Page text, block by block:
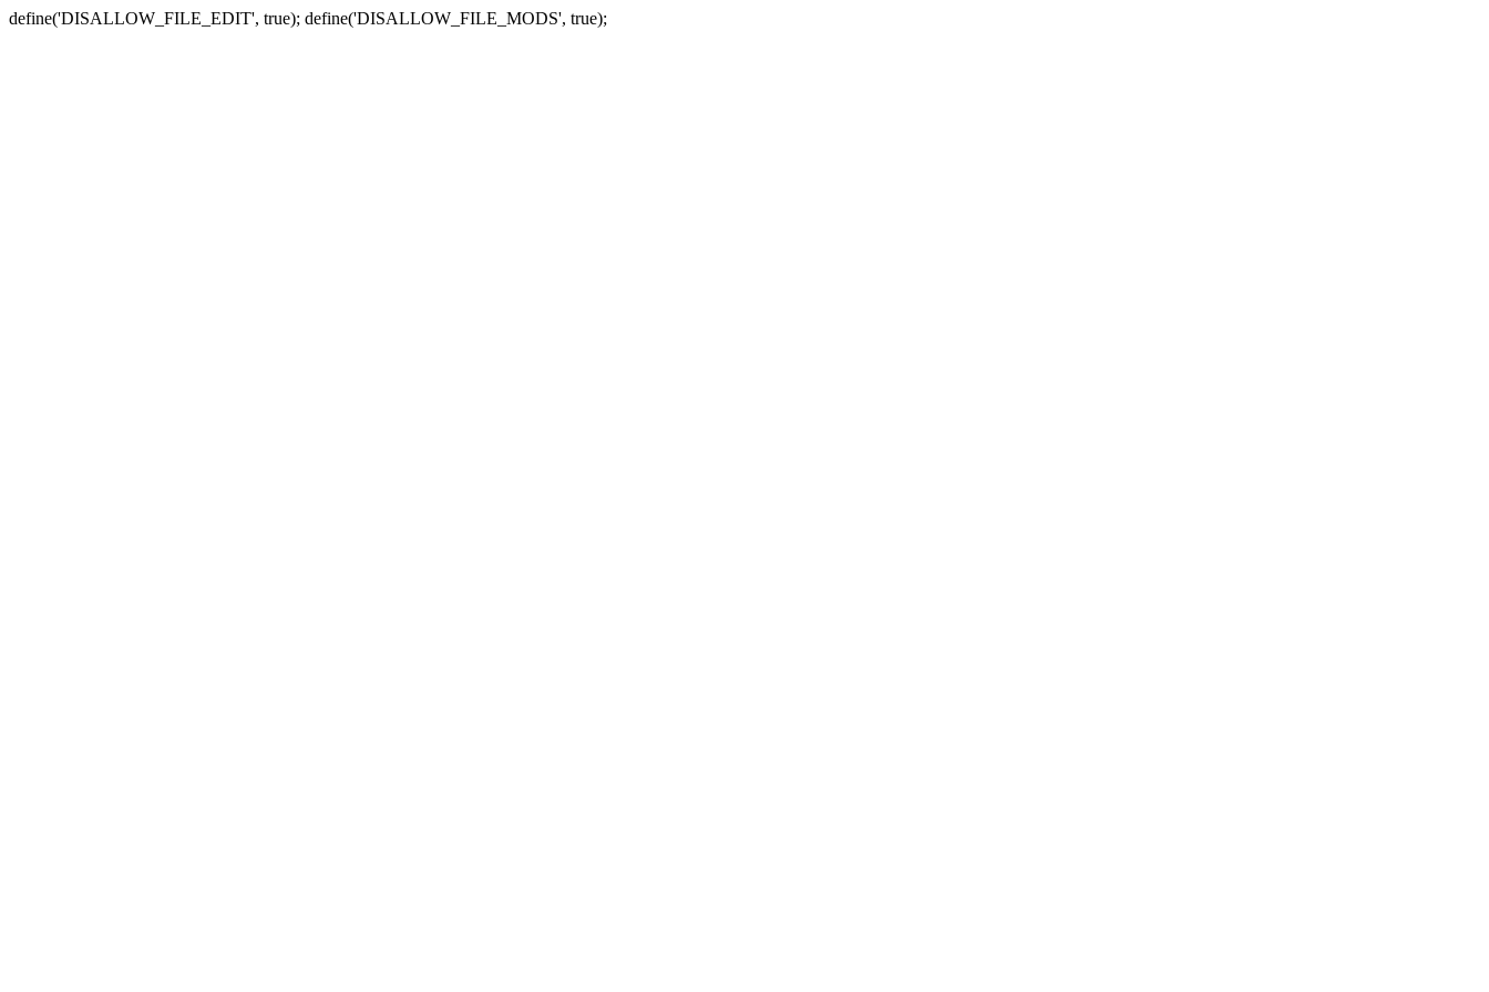
define('DISALLOW_FILE_EDIT', true); define('DISALLOW_FILE_MODS', true);